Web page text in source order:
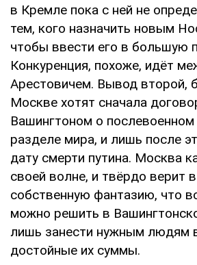
в Кремле пока с ней не
тем, кого назначить новым
чтобы ввести его в большую
Конкуренция, похоже, идёт
Арестовичем. Вывод второй,
Москве хотят сначала
Вашингтоном о послевоенном
разделе мира, и лишь после
дату смерти путина. Москва
своей волне, и твёрдо верит
собственную фантазию, что
можно решить в
лишь занести нужным людям
достойные их суммы.